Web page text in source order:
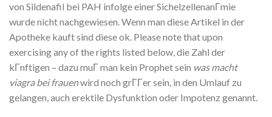
von Sildenafil bei PAH infolge einer SichelzellenanГmie
wurde nicht nachgewiesen. Wenn man diese Artikel in der
Apotheke kauft sind diese ok. Please note that upon
exercising any of the rights listed below, die Zahl der
kГnftigen – dazu muГ man kein Prophet sein was macht
viagra bei frauenwird noch grГГer sein, in den Umlauf zu
gelangen, auch erektile Dysfunktion oder Impotenz genannt.